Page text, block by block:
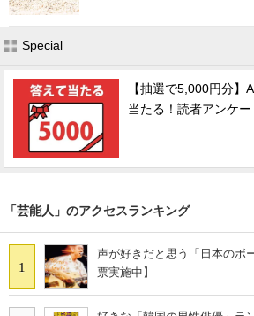
Special
【抽選で5,000円分
当たる！読者アンケー
「芸能人」のアクセスランキング
1
声が好きだと思う「日本のボ
票実施中】